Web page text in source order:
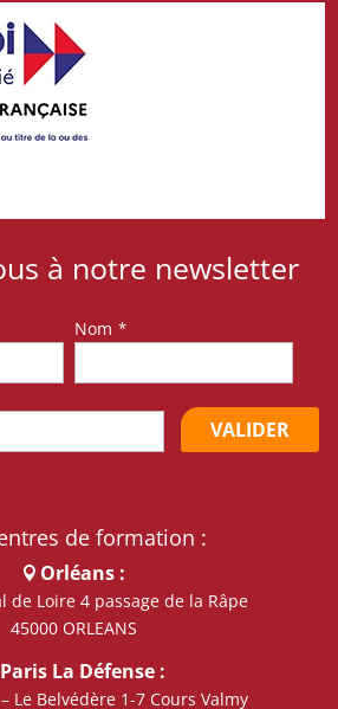
à notre newsletter
Nom *
VALIDER
de formation :
Orléans :
de Loire 4 passage de la Râpe
45000 ORLEANS
Paris La Défense :
Le Belvédère 1-7 Cours Valmy